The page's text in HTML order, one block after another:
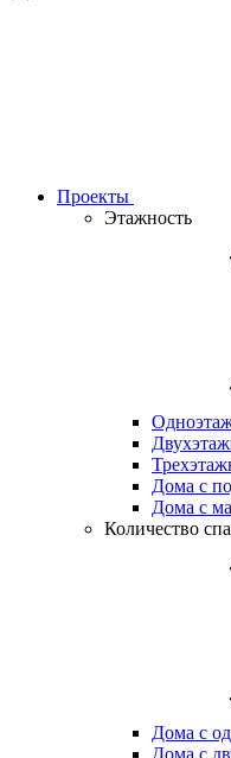
Проекты
Этажность
Дома с
Дома с
Количество
Дома с
Дома с